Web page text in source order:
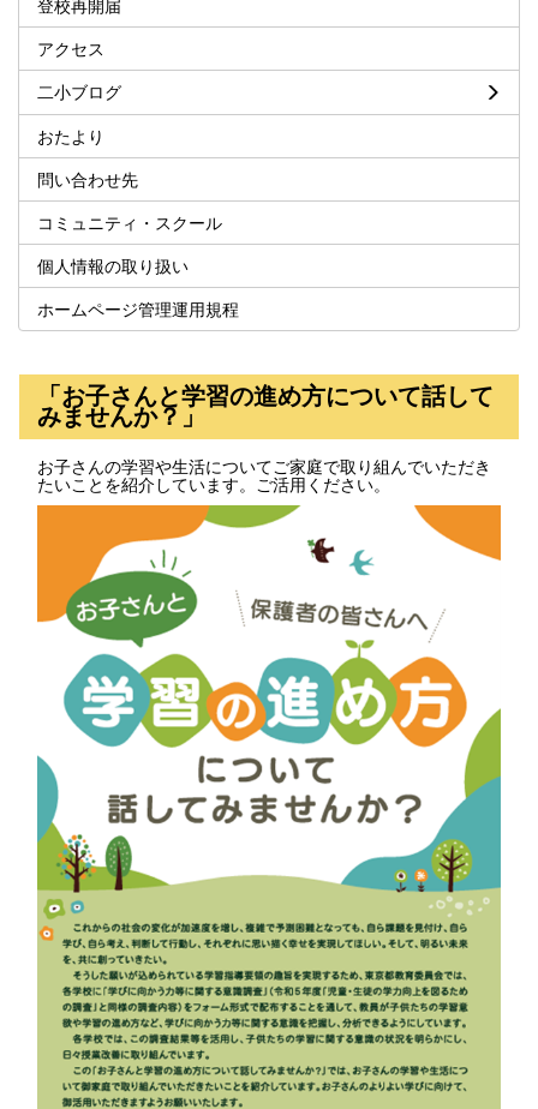
アクセス
二小ブログ
おたより
問い合わせ先
コミュニティ・スクール
個人情報の取り扱い
ホームページ管理運用規程
「お子さんと学習の進め方について話して
みませんか？」
お子さんの学習や生活についてご家庭で取り組んでいただき
たいことを紹介しています。ご活用ください。